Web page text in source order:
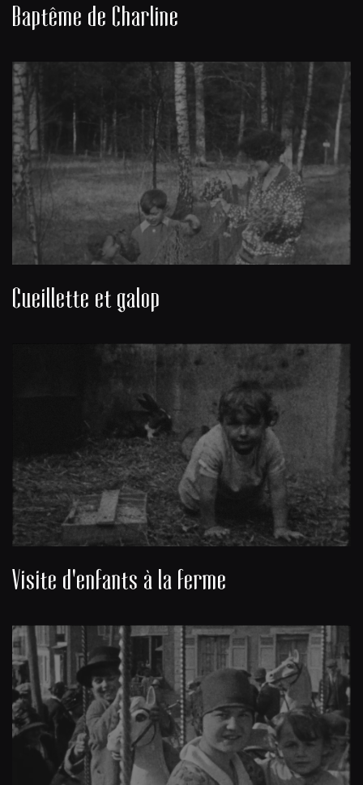
Baptême de Charline
Cueillette et galop
Visite d'enfants à la ferme